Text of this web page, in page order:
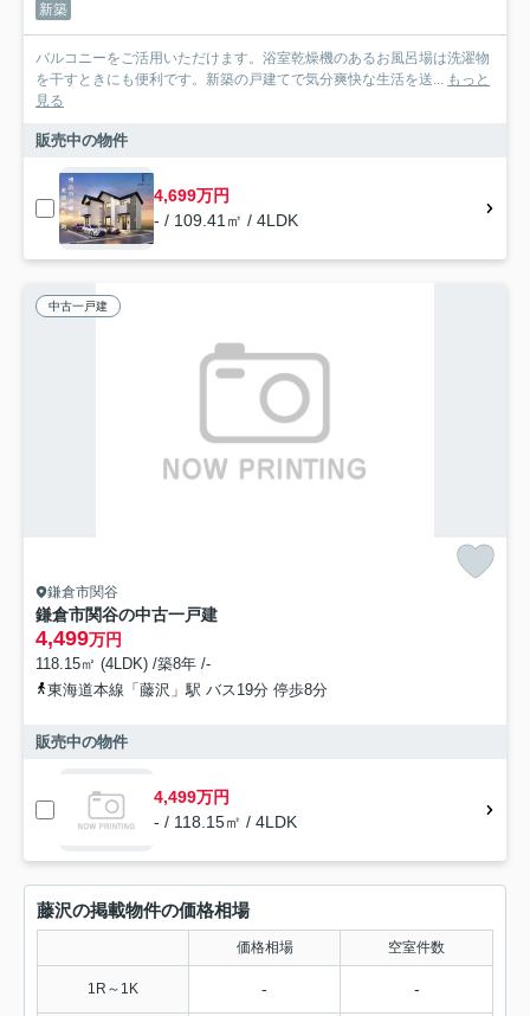
新築
バルコニーをご活用いただけます。浴室乾燥機のあるお風呂場は洗濯物
を干すときにも便利です。新築の戸建てで気分爽快な生活を送... もっと
見る
販売中の物件
4,699万円
- / 109.41㎡ / 4LDK
中古一戸建
鎌倉市関谷
鎌倉市関谷の中古一戸建
4,499万円
118.15㎡ (4LDK) /築8年 /-
東海道本線「藤沢」駅 バス19分 停歩8分
販売中の物件
4,499万円
- / 118.15㎡ / 4LDK
藤沢の掲載物件の価格相場
価格相場 空室件数
1R～1K - -